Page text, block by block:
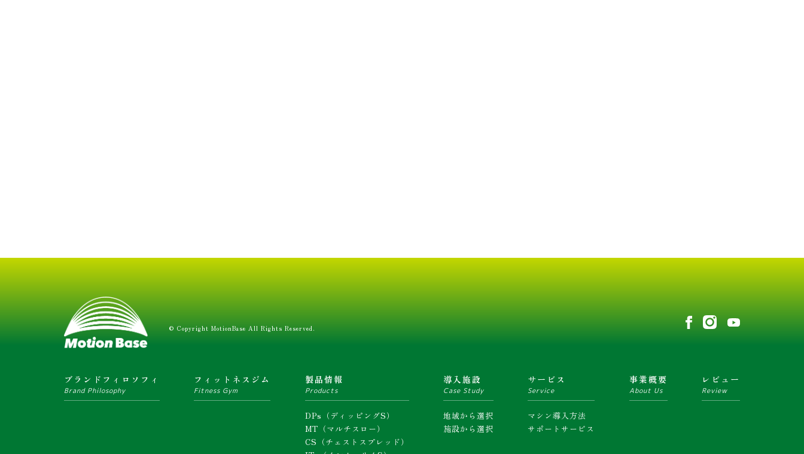
© Copyright MotionBase All Rights Reserved.
ブランドフィロソフィ
Brand Philosophy
フィットネスジム
Fitness Gym
製品情報
Products
DPs（ディッピングS）
MT（マルチスロー）
CS（チェストスプレッド）
導入施設
Case Study
地域から選択
施設から選択
サービス
Service
マシン導入方法
サポートサービス
事業概要
About Us
レビュー
Review